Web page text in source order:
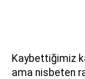
Kaybettiğimiz
ama nisbeten